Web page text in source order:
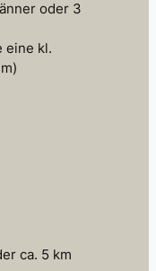
oder 3
eine kl.
ca. 5 km